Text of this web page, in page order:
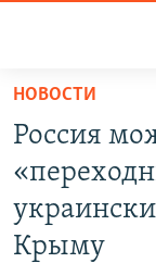
Вернуться
основному
содержанию
Вернутся
главной
ВОДА
ИСТОРИЯ
НОВОСТИ
Россия
Крыму